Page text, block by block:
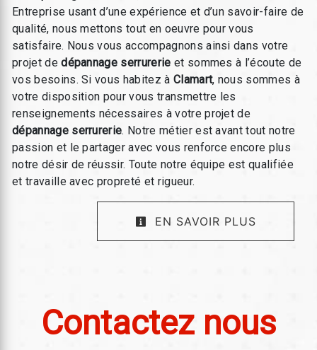
Entreprise usant d’une expérience et d’un savoir-faire de
qualité, nous mettons tout en oeuvre pour vous
satisfaire. Nous vous accompagnons ainsi dans votre
projet dedépannage serrurerie et sommes à l’écoute de
vos besoins. Si vous habitez à Clamart, nous sommes à
votre disposition pour vous transmettre les
renseignements nécessaires à votre projet de
dépannage serrurerie. Notre métier est avant tout notre
passion et le partager avec vous renforce encore plus
notre désir de réussir. Toute notre équipe est qualifiée
et travaille avec propreté et rigueur.
EN SAVOIR PLUS
Contactez nous